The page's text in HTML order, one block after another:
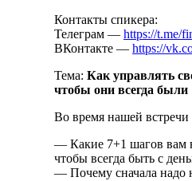
Контакты спикера:
Телеграм — https://t.me/
ВКонтакте — https://
Тема: Как управлять
чтобы они всегда были
Во время нашей встречи
— Какие 7+1 шагов вам
чтобы всегда быть с
— Почему сначала надо